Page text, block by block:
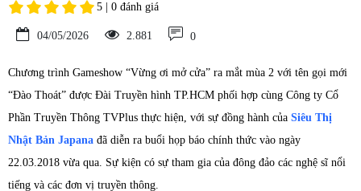
5 | 0 đánh giá
04/05/2026 2.881 0
Chương trình Gameshow “Vừng ơi mở cửa” ra mắt mùa 2 với tên gọi mới
“Đào Thoát” được Đài Truyền hình TP.HCM phối hợp cùng Công ty Cổ
Phần Truyền Thông TVPlus thực hiện, với sự đồng hành của Siêu Thị
Nhật Bản Japana đã diễn ra buổi họp báo chính thức vào ngày
22.03.2018 vừa qua. Sự kiện có sự tham gia của đông đảo các nghệ sĩ nổi
tiếng và các đơn vị truyền thông.